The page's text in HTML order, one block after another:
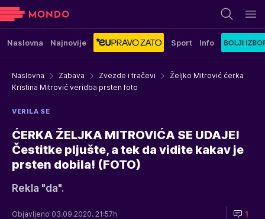
Naslovna Najnovije Sport Info
Naslovna Zabava Zvezde i tračevi
Željko Mitrović ćerka
Kristina Mitrović veridba prsten foto
VERILA SE
ĆERKA ŽELJKA MITROVIĆA SE UDAJE!
Čestitke pljušte, a tek da vidite kakav je
prsten dobila! (FOTO)
Rekla "da".
Objavljeno 03.09.2020. 21:57h 1